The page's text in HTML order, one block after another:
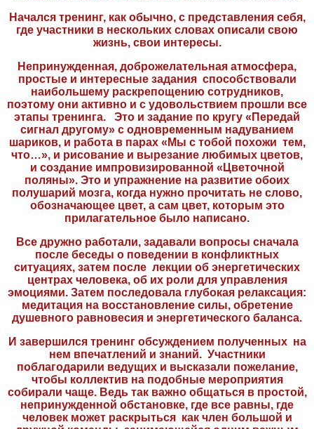
Начался тренинг, как обычно, с представления себя,
где участники в нескольких словах описали свою
жизнь, свои интересы.
Непринужденная, доброжелательная атмосфера,
простые и интересные задания способствовали
наибольшему раскрепощению сотрудников,
поэтому они активно и с удовольствием прошли все
этапы тренинга. Это и задание по кругу «Передай
сигнал другому» с одновременным надуванием
шариков, и работа в парах «Мы с тобой похожи тем,
что…», и рисование и вырезание любимых цветов,
и создание импровизированной «Цветочной
поляны». Это и упражнение на развитие обоих
полушарий мозга, когда нужно прочитать не слово,
обозначающее цвет, а сам цвет, которым это
прилагательное было написано.
Все дружно работали, задавали вопросы сначала
после беседы о поведении в конфликтных
ситуациях, затем после лекции об энергетических
центрах человека, об их роли для управления
эмоциями. Затем последовала глубокая релаксация:
медитация на восстановление силы, обретение
душевного равновесия и энергетического баланса.
И завершился тренинг обсуждением полученных на
нем впечатлений и знаний. Участники
поблагодарили ведущих и высказали пожелание,
чтобы коллектив на подобные мероприятия
собирали чаще. Ведь так важно общаться в простой,
непринужденной обстановке, где все равны, где
человек может раскрыться как член большой и